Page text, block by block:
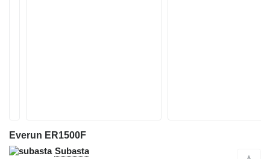
Everun ER1500F
Subasta